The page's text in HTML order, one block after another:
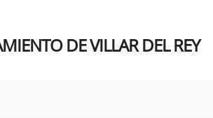
DE VILLAR DEL REY